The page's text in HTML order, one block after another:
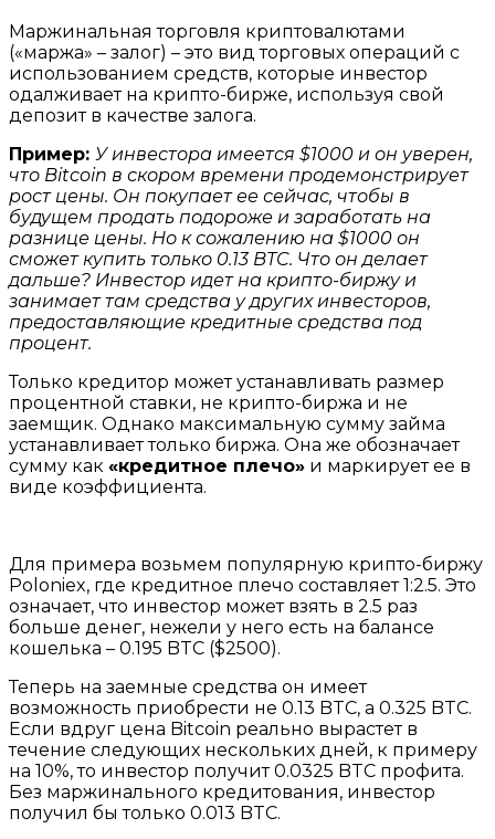
Маржинальная торговля криптовалютами
(«маржа» – залог) – это вид торговых операций с
использованием средств, которые инвестор
одалживает на крипто-бирже, используя свой
депозит в качестве залога.
Пример: У инвестора имеется $1000 и он уверен,
что Bitcoin в скором времени продемонстрирует
рост цены. Он покупает ее сейчас, чтобы в
будущем продать подороже и заработать на
разнице цены. Но к сожалению на $1000 он
сможет купить только 0.13 BTC. Что он делает
дальше? Инвестор идет на крипто-биржу и
занимает там средства у других инвесторов,
предоставляющие кредитные средства под
процент.
Только кредитор может устанавливать размер
процентной ставки, не крипто-биржа и не
заемщик. Однако максимальную сумму займа
устанавливает только биржа. Она же обозначает
сумму как «кредитное плечо» и маркирует ее в
виде коэффициента.
Для примера возьмем популярную крипто-биржу
Poloniex, где кредитное плечо составляет 1:2.5. Это
означает, что инвестор может взять в 2.5 раз
больше денег, нежели у него есть на балансе
кошелька – 0.195 BTC ($2500).
Теперь на заемные средства он имеет
возможность приобрести не 0.13 BTC, а 0.325 BTC.
Если вдруг цена Bitcoin реально вырастет в
течение следующих нескольких дней, к примеру
на 10%, то инвестор получит 0.0325 BTC профита.
Без маржинального кредитования, инвестор
получил бы только 0.013 BTC.